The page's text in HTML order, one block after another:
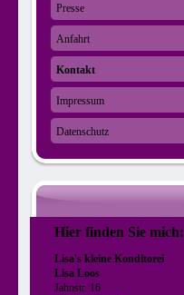
Presse
Anfahrt
Kontakt
Impressum
Datenschutz
Hier finden Sie mich:
Lisa's kleine Konditorei
Lisa Loos
Jahnstr. 16